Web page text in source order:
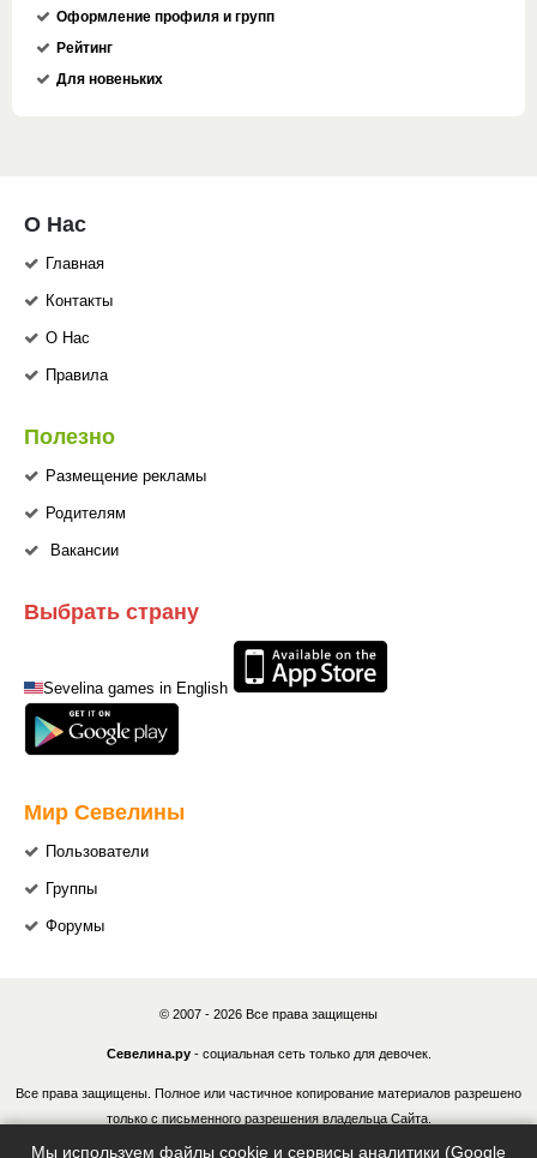
Оформление профиля и групп
Рейтинг
Для новеньких
О Нас
Главная
Контакты
О Нас
Правила
Полезно
Размещение рекламы
Родителям
Вакансии
Выбрать страну
Sevelina games in English
Мир Севелины
Пользователи
Группы
Форумы
© 2007 - 2026 Все права защищены
Севелина.ру- социальная сеть только для девочек.
Все права защищены. Полное или частичное копирование материалов разрешено
только с письменного разрешения владельца Сайта.
Мы используем файлы cookie и сервисы аналитики (Google